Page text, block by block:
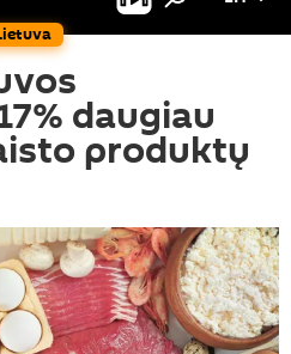
daugiau
produktų